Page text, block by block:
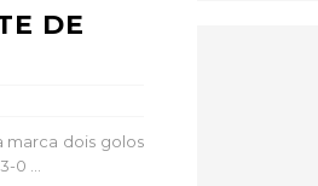
DE
dois golos
0 ...